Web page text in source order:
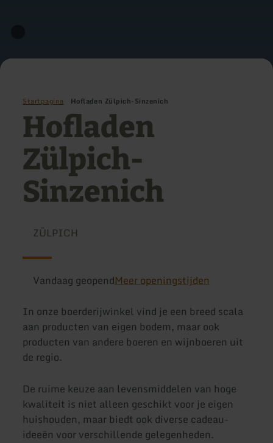
Startpagina Hofladen Zülpich-Sinzenich
Hofladen
Zülpich-
Sinzenich
ZÜLPICH
Vandaag geopendMeer openingstijden
In onze boerderijwinkel vind je een breed scala
aan producten van eigen bodem, maar ook
producten van andere boeren en wijnboeren uit
de regio.
De ruime keuze aan levensmiddelen van hoge
kwaliteit is niet alleen geschikt voor je eigen
huishouden, maar biedt ook diverse cadeau-
ideeën voor verschillende gelegenheden.